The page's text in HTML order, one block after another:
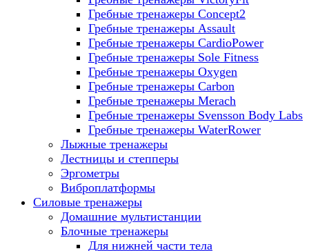
Гребные тренажеры Concept2
Гребные тренажеры Assault
Гребные тренажеры CardioPower
Гребные тренажеры Sole Fitness
Гребные тренажеры Oxygen
Гребные тренажеры Carbon
Гребные тренажеры Merach
Гребные тренажеры Svensson Body Labs
Гребные тренажеры WaterRower
Лыжные тренажеры
Лестницы и степперы
Эргометры
Виброплатформы
Силовые тренажеры
Домашние мультистанции
Блочные тренажеры
Для нижней части тела